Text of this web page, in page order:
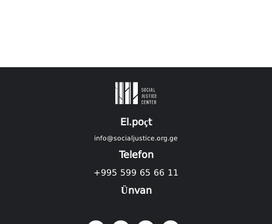
El.poçt
info@socialjustice.org.ge
Telefon
+995 599 65 66 11
Ünvan